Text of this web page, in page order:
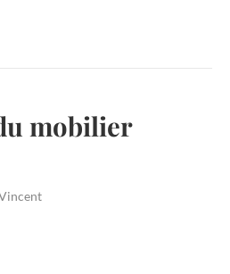
mobilier